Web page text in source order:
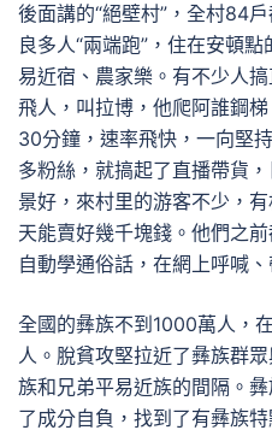
後面講的“絕壁村”，全村84
良多人“兩端跑”，住在安頓
易近宿、農家樂。有不少人
飛人，叫拉博，他爬阿誰鋼
30分鐘，速率飛快，一向堅
多粉絲，就搞起了直播帶貨
景好，來村里的游客不少，
天能賣好幾千塊錢。他們之
自動學通俗話，在網上呼喊
全國的彝族不到1000萬人，
人。脫貧攻堅拉近了彝族群
族和兄弟平易近族的間隔。
了成分自負，找到了有彝族